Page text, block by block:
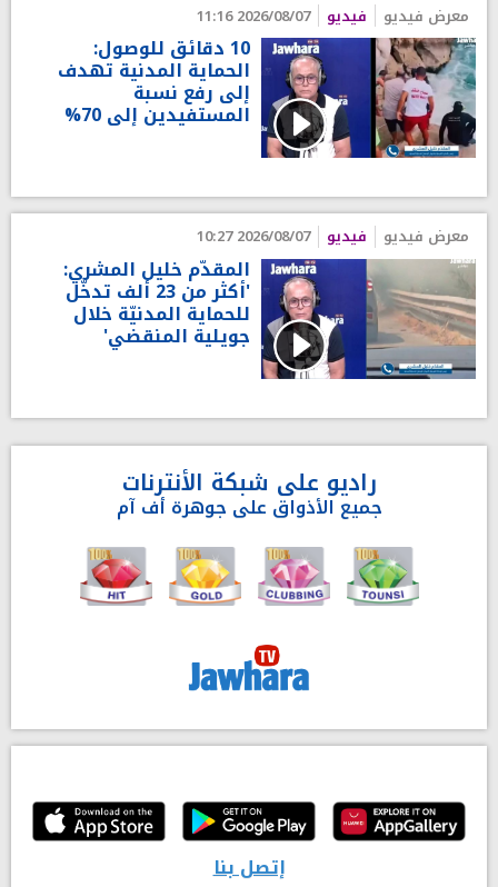
معرض فيديو فيديو 2026/08/07 11:16
10 دقائق للوصول:
الحماية المدنية تهدف
إلى رفع نسبة
المستفيدين إلى 70%
معرض فيديو فيديو 2026/08/07 10:27
المقدّم خليل المشري:
'أكثر من 23 ألف تدخّل
للحماية المدنيّة خلال
جويلية المنقضي'
راديو على شبكة الأنترنات
جميع الأذواق على جوهرة أف آم
إتصل بنا